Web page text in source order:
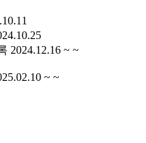
2024.12.16 ~ ~
~ ~